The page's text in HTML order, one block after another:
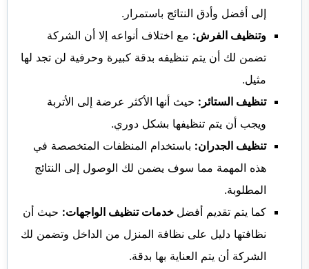
إلى أفضل وأدق النتائج باستمرار.
وتنظيف الفرش: مع اختلاف أنواعه إلا أن الشركة
تضمن لك أن يتم تنظيفه بدقة كبيرة وحرفية لن تجد لها
مثيل.
تنظيف الستائر: حيث أنها الأكثر عرضة إلى الأتربة
ويجب أن يتم تنظيفها بشكل دوري.
تنظيف الجدران: باستخدام المنظفات المتخصصة في
هذه المهمة مما سوف يضمن لك الوصول إلى النتائج
المطلوبة.
كما يتم تقديم أفضل خدمات تنظيف الواجهات: حيث أن
نظافتها دليل على نظافة المنزل من الداخل وتضمن لك
الشركة أن يتم العناية بها بدقة.